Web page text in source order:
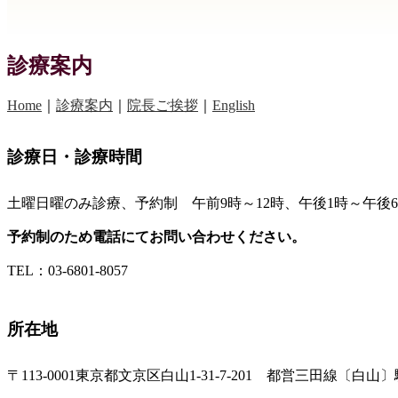
診療案内
Home 診療案内 院長ご挨拶 English
診療日・診療時間
土曜日曜のみ診療、予約制 午前9時～12時、午後1時～午後
予約制のため電話にてお問い合わせください。
TEL：03-6801-8057
所在地
〒113-0001東京都文京区白山1-31-7-201 都営三田線〔白山〕